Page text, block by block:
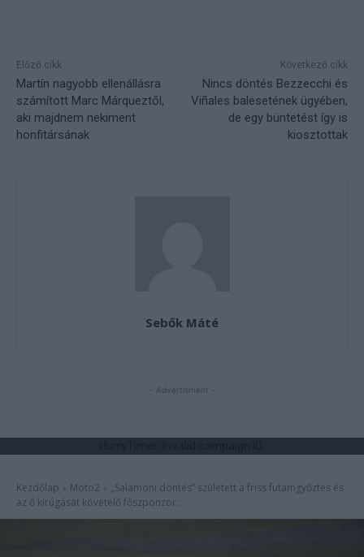
Előző cikk
Martín nagyobb ellenállásra
számított Marc Márqueztől,
aki majdnem nekiment
honfitársának
Következő cikk
Nincs döntés Bezzecchi és
Viñales balesetének ügyében,
de egy büntetést így is
kiosztottak
Sebők Máté
- Advertisment -